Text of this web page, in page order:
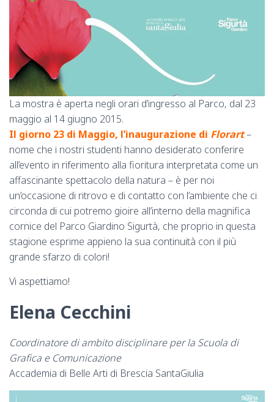
La mostra è aperta negli orari d’ingresso al Parco, dal 23
maggio al 14 giugno 2015.
Il giorno 23 di Maggio, l’inaugurazione di Florart–
nome che i nostri studenti hanno desiderato conferire
all’evento in riferimento alla fioritura interpretata come un
affascinante spettacolo della natura – è per noi
un’occasione di ritrovo e di contatto con l’ambiente che ci
circonda di cui potremo gioire all’interno della magnifica
cornice del Parco Giardino Sigurtà, che proprio in questa
stagione esprime appieno la sua continuità con il più
grande sfarzo di colori!
Vi aspettiamo!
Elena Cecchini
Coordinatore di ambito disciplinare per la Scuola di
Grafica e Comunicazione
Accademia di Belle Arti di Brescia SantaGiulia